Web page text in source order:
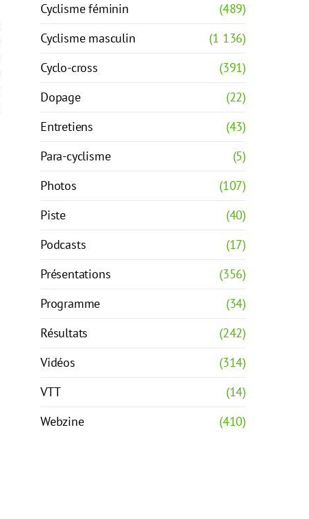
Cyclisme féminin
(489)
Cyclisme masculin
(1 136)
Cyclo-cross
(391)
Dopage
(22)
Entretiens
(43)
Para-cyclisme
(5)
Photos
(107)
Piste
(40)
Podcasts
(17)
Présentations
(356)
Programme
(34)
Résultats
(242)
Vidéos
(314)
VTT
(14)
Webzine
(410)